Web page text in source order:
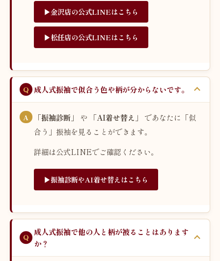
▶︎金沢店の公式LINEはこちら
▶︎松任店の公式LINEはこちら
成人式振袖で似合う色や柄が分からないです。
「振袖診断」 や 「AI着せ替え」
であなたに「似
合う」振袖を見ることができます。
詳細は公式LINEでご確認ください。
▶︎振袖診断やAI着せ替えはこちら
成人式振袖で他の人と柄が被ることはあります
か？